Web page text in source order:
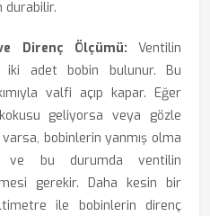
durabilir.
Direnç Ölçümü: Ventilin
iki adet bobin bulunur. Bu
valfi açıp kapar. Eğer
geliyorsa veya gözle
bobinlerin yanmış olma
ve bu durumda ventilin
gerekir. Daha kesin bir
ile bobinlerin direnç